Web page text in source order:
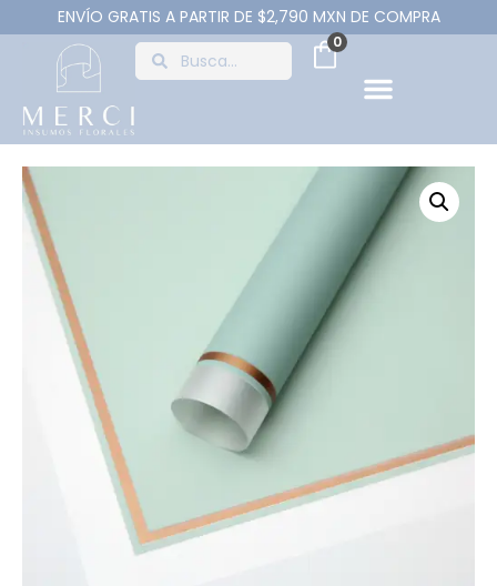
ENVÍO GRATIS A PARTIR DE $2,790 MXN DE COMPRA
0